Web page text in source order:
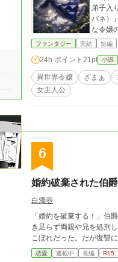
弟子入
バネ）』を習得する。 そして迎えた夜会
な令嬢の『正当防衛
（原作ヒ
ファンタジー 完結 短編
24h.ポイント 21pt 小説
異世界令嬢 ざまぁ
女主人公
6
婚約破棄された伯
白濁壺
「婚約を破棄する！」伯
き足らず両親や兄を処刑
こぼれだった。だが復讐
恋愛 連載中 長編 R15